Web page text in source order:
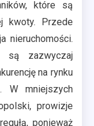
które są
kwoty. Przede
nieruchomości.
są zazwyczaj
na rynku
W mniejszych
prowizje
ponieważ